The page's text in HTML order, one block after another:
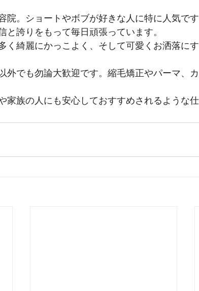
院。ショートやボブが好きな人に特に人気です
と誇りをもって毎日頑張っています。
く綺麗にかっこよく、そして可愛くお洒落に
外でも勿論大歓迎です。縮毛矯正やパーマ、
家族の人にも安心しておすすめされるような仕